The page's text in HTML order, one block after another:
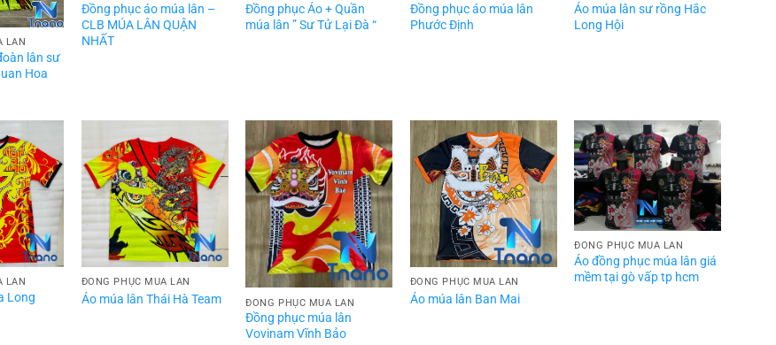
LÂN
lân sư
Hoa
Đồng phục áo múa lân –
CLB MÚA LÂN QUẬN
NHẤT
Đồng phục Áo + Quần
múa lân ” Sư Tử Lại Đà “
Đồng phục áo múa lân
Phước Định
Áo múa lân sư rồng Hắc
Long Hội
LÂN
Long
ĐỒNG PHỤC MÚA LÂN
Áo múa lân Thái Hà Team ĐỒNG PHỤC MÚA LÂN
Đồng phục múa lân
Vovinam Vĩnh Bảo
ĐỒNG PHỤC MÚA LÂN
Áo múa lân Ban Mai
ĐỒNG PHỤC MÚA LÂN
Áo đồng phục múa lân giá
mềm tại gò vấp tp hcm